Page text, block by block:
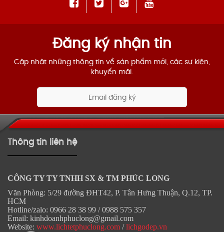
Đăng ký nhận tin
Cập nhật những thông tin về sản phẩm mới, các sự kiện,
khuyến mãi.
Thông tin liên hệ
CÔNG TY TY TNHH SX & TM PHÚC LONG
Văn Phòng: 5/29 đường ĐHT42, P. Tân Hưng Thuận, Q.12, TP.
HCM
Hotline/zalo: 0966 28 38 99 / 0988 575 357
Email: kinhdoanhphuclong@gmail.com
Website: www.lichtetphuclong.com /lichgodep.vn